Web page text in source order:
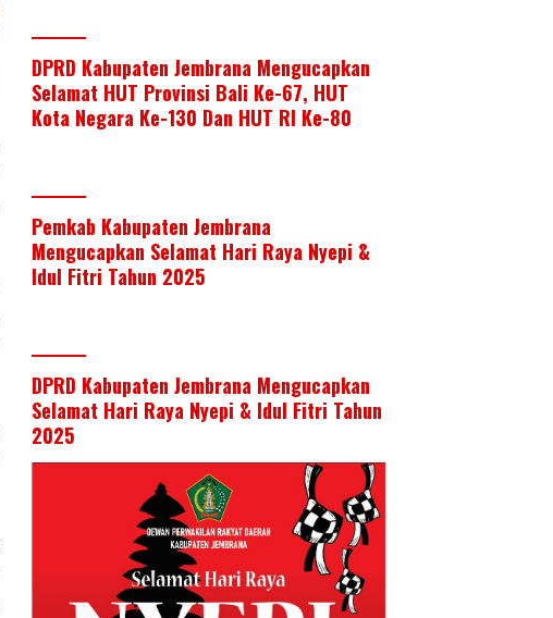
DPRD Kabupaten Jembrana Mengucapkan
Selamat HUT Provinsi Bali Ke-67, HUT
Kota Negara Ke-130 Dan HUT RI Ke-80
Pemkab Kabupaten Jembrana
Mengucapkan Selamat Hari Raya Nyepi &
Idul Fitri Tahun 2025
DPRD Kabupaten Jembrana Mengucapkan
Selamat Hari Raya Nyepi & Idul Fitri Tahun
2025